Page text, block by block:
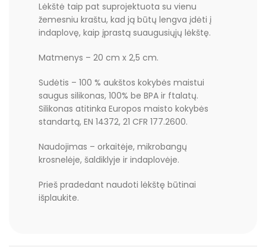
Lėkštė taip pat suprojektuota su vienu
žemesniu kraštu, kad ją būtų lengva įdėti į
indaplovę, kaip įprastą suaugusiųjų lėkštę.
Matmenys – 20 cm x 2,5 cm.
Sudėtis – 100 % aukštos kokybės maistui
saugus silikonas, 100% be BPA ir ftalatų.
Silikonas atitinka Europos maisto kokybės
standartą, EN 14372, 21 CFR 177.2600.
Naudojimas – orkaitėje, mikrobangų
krosnelėje, šaldiklyje ir indaplovėje.
Prieš pradedant naudoti lėkštę būtinai
išplaukite.